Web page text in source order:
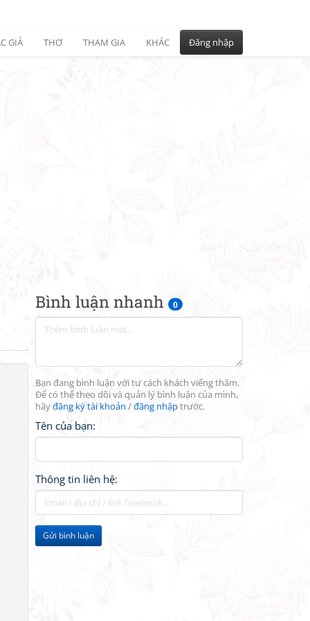
GIẢ THƠ THAM GIA KHÁC Đăng nhập
Bình luận nhanh 0
Bạn đang bình luận với tư cách khách viếng thăm.
Để có thể theo dõi và quản lý bình luận của mình,
hãyđăng ký tài khoản /đăng nhậptrước.
Tên của bạn:
Thông tin liên hệ:
Gửi bình luận